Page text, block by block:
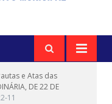
e Atas das
DE 22 DE
11